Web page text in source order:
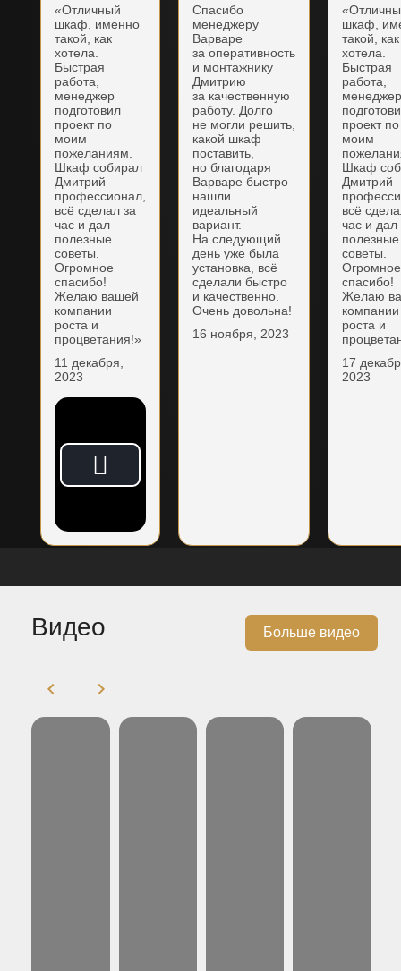
«Отличный
шкаф, именно
такой, как
хотела.
Быстрая
работа,
менеджер
подготовил
проект по
моим
пожеланиям.
Шкаф собирал
Дмитрий —
профессионал,
всё сделал за
час и дал
полезные
советы.
Огромное
спасибо!
Желаю вашей
компании
роста и
процветания!»
11 декабря,
2023
Спасибо
менеджеру
Варваре
за оперативность
и монтажнику
Дмитрию
за качественную
работу. Долго
не могли решить,
какой шкаф
поставить,
но благодаря
Варваре быстро
нашли
идеальный
вариант.
На следующий
день уже была
установка, всё
сделали быстро
и качественно.
Очень довольна!
16 ноября, 2023
шкаф,
такой, как
хотела.
Быстрая
работа,
проект по
моим
Шкаф
Дмитрий
всё
час и дал
полезные
советы.
Огромное
спасибо!
Желаю
компании
роста и
17
2023
Видео Больше видео